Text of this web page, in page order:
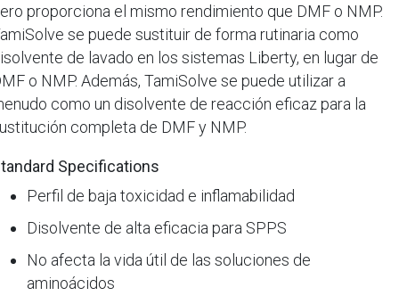
proporciona el mismo rendimiento que DMF o NMP.
se puede sustituir de forma rutinaria como
de lavado en los sistemas Liberty, en lugar de
o NMP. Además, TamiSolve se puede utilizar a
como un disolvente de reacción eficaz para la
completa de DMF y NMP.
Specifications
Perfil de baja toxicidad e inflamabilidad
Disolvente de alta eficacia para SPPS
No afecta la vida útil de las soluciones de
aminoácidos